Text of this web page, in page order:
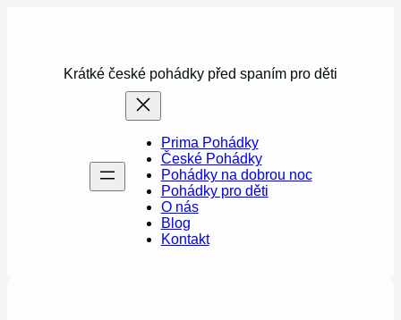
Krátké české pohádky před spaním pro děti
Prima Pohádky
České Pohádky
Pohádky na dobrou noc
Pohádky pro děti
O nás
Blog
Kontakt